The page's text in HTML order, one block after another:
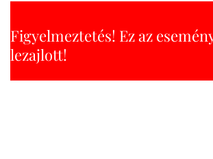
Figyelmeztetés! Ez az
lezajlott!